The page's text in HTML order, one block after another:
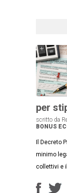
per
scritto da
BONUS
Il Decreto
minimo
collettivi e